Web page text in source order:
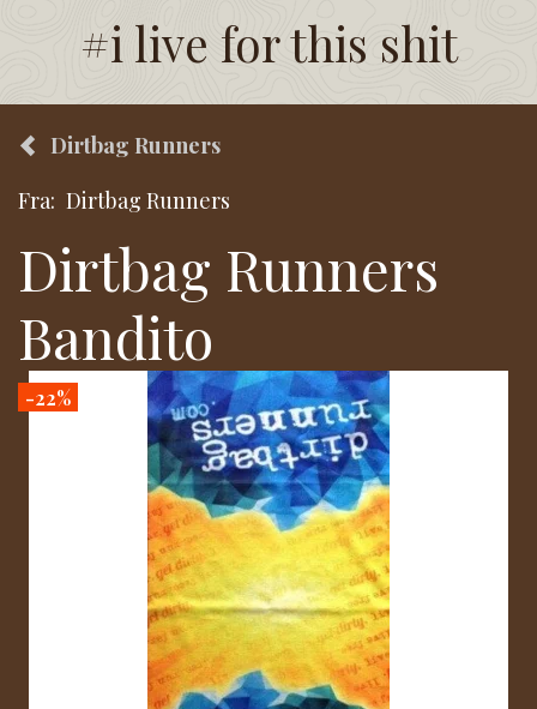
#i live for this shit
Dirtbag Runners
Fra: Dirtbag Runners
Dirtbag Runners
Bandito
-22%